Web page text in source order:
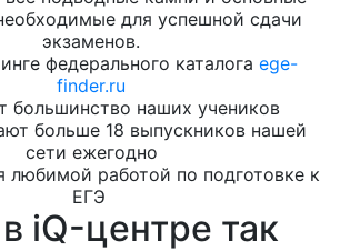
для успешной сдачи
экзаменов.
федерального каталога ege-
finder.ru
большинство наших учеников
больше 18 выпускников нашей
сети ежегодно
любимой работой по подготовке к
ЕГЭ
iQ-центре так